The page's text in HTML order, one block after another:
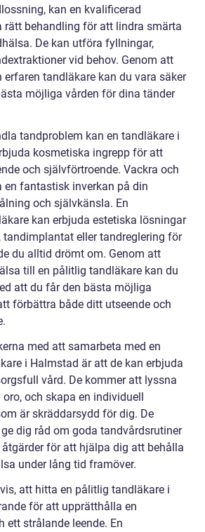
kan en kvalificerad
rätt behandling för att lindra smärta
De kan utföra fyllningar,
vid behov. Genom att
erfaren tandläkare kan du vara säker
möjliga vården för dina tänder
tandproblem kan en tandläkare i
kosmetiska ingrepp för att
och självförtroende. Vackra och
en fantastisk inverkan på din
och självkänsla. En
kan erbjuda estetiska lösningar
eller tandreglering för
du alltid drömt om. Genom att
till en pålitlig tandläkare kan du
att du får den bästa möjliga
förbättra både ditt utseende och
med att samarbeta med en
i Halmstad är att de kan erbjuda
vård. De kommer att lyssna
och skapa en individuell
är skräddarsydd för dig. De
dig råd om goda tandvårdsrutiner
för att hjälpa dig att behålla
under lång tid framöver.
att hitta en pålitlig tandläkare i
för att upprätthålla en
ett strålande leende. En